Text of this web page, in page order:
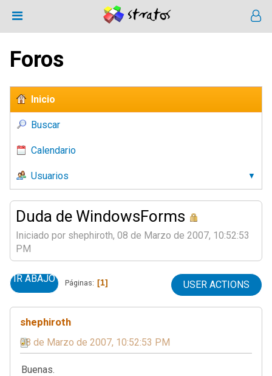
Foros
Inicio
Buscar
Calendario
Usuarios
Duda de WindowsForms
Iniciado por shephiroth, 08 de Marzo de 2007, 10:52:53
PM
IR ABAJO Páginas 1 USER ACTIONS
shephiroth
08 de Marzo de 2007, 10:52:53 PM
Buenas.